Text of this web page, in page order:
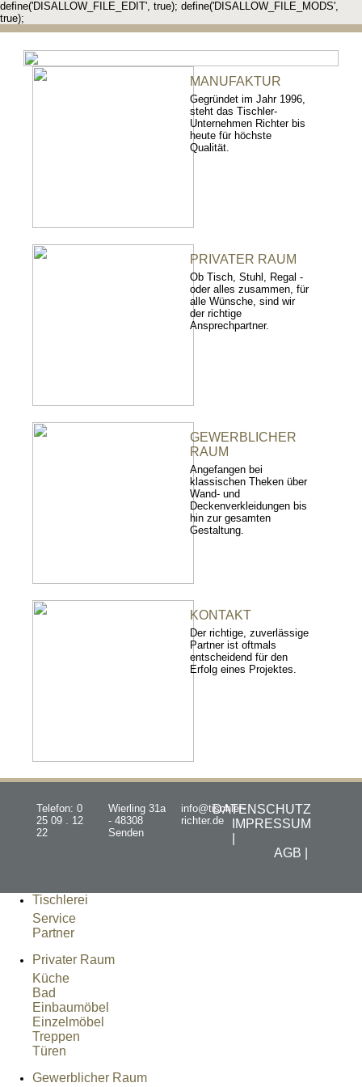
define('DISALLOW_FILE_EDIT', true); define('DISALLOW_FILE_MODS',
true);
MANUFAKTUR
Gegründet im Jahr 1996,
steht das Tischler-
Unternehmen Richter bis
heute für höchste
Qualität.
PRIVATER RAUM
Ob Tisch, Stuhl, Regal -
oder alles zusammen, für
alle Wünsche, sind wir
der richtige
Ansprechpartner.
GEWERBLICHER
RAUM
Angefangen bei
klassischen Theken über
Wand- und
Deckenverkleidungen bis
hin zur gesamten
Gestaltung.
KONTAKT
Der richtige, zuverlässige
Partner ist oftmals
entscheidend für den
Erfolg eines Projektes.
Telefon: 0
25 09 . 12
22
Wierling 31a
- 48308
Senden
info@tischler-
richter.de
DATENSCHUTZ
IMPRESSUM
AGB |
Tischlerei
Service
Partner
Privater Raum
Küche
Bad
Einbaumöbel
Einzelmöbel
Treppen
Türen
Gewerblicher Raum